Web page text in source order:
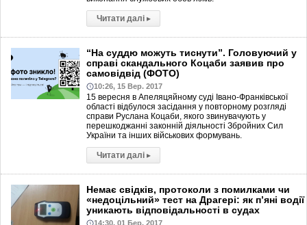
Читати далі ▸
“На суддю можуть тиснути”. Головуючий у
справі скандального Коцаби заявив про
самовідвід (ФОТО)
10:26, 15 Вер. 2017
15 вересня в Апеляцяйному суді Івано-Франківської
області відбулося засідання у повторному розгляді
справи Руслана Коцаби, якого звинувачують у
перешкоджанні законній діяльності Збройних Сил
України та інших військових формувань.
Читати далі ▸
Немає свідків, протоколи з помилками чи
«недоцільний» тест на Драгері: як п’яні водії
уникають відповідальності в судах
14:30, 01 Бер. 2017